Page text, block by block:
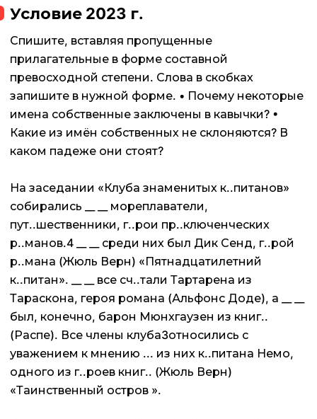
Условие 2023 г.
Спишите, вставляя пропущенные
прилагательные в форме составной
превосходной степени. Слова в скобках
запишите в нужной форме. • Почему некоторые
имена собственные заключены в кавычки? •
Какие из имён собственных не склоняются? В
каком падеже они стоят?
На заседании «Клуба знаменитых к..питанов»
собирались __ __ мореплаватели,
пут..шественники, г..рои пр..ключенческих
р..манов.4 __ __ среди них был Дик Сенд, г..рой
р..мана (Жюль Верн) «Пятнадцатилетний
к..питан». __ __ все сч..тали Тартарена из
Тараскона, героя романа (Альфонс Доде), а __ __
был, конечно, барон Мюнхгаузен из книг..
(Распе). Все члены клуба3относились с
уважением к мнению ... из них к..питана Немо,
одного из г..роев книг.. (Жюль Верн)
«Таинственный остров ».